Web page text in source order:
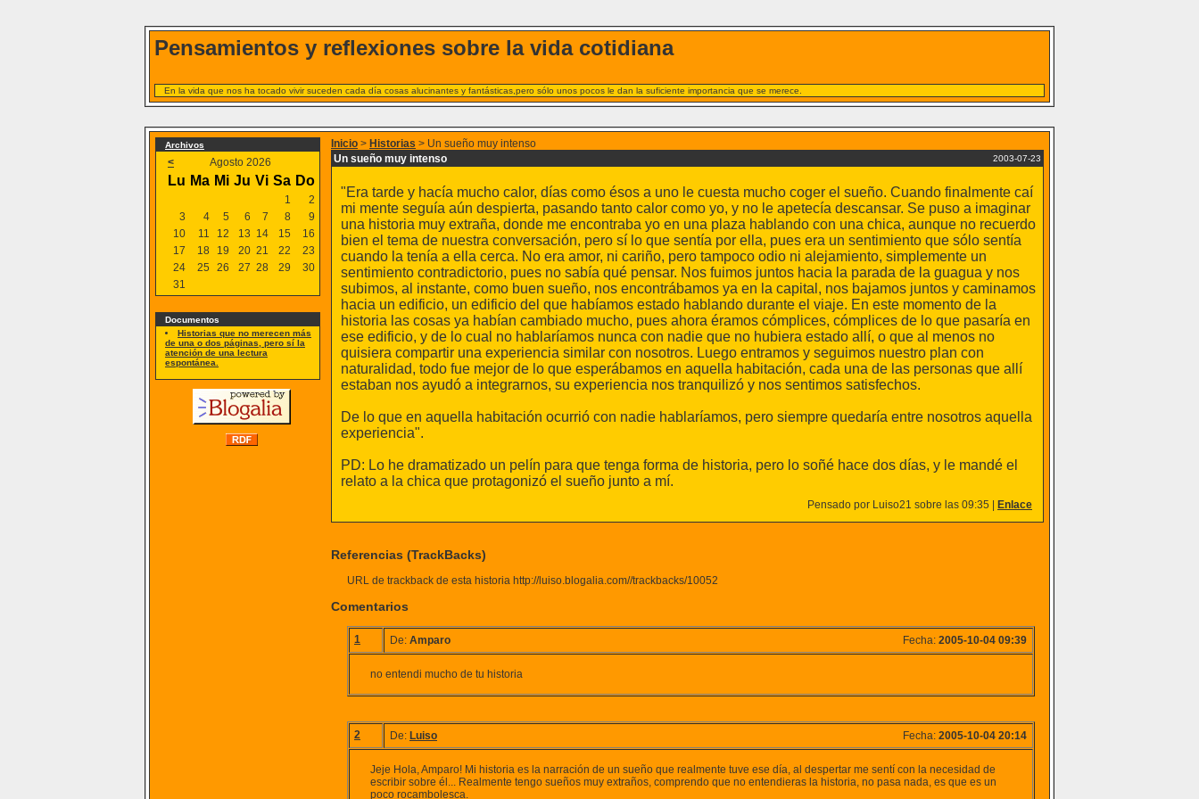
Pensamientos y reflexiones sobre la vida cotidiana
En la vida que nos ha tocado vivir suceden cada día cosas alucinantes y fantásticas,pero sólo unos pocos le dan la suficiente importancia que se merece.
Archivos
< Agosto 2026
Lu Ma Mi Ju Vi Sa Do
1
2
3
4 5 6 7 8
9
10
11 12 13 14 15
16
17
18 19 20 21 22
23
24
25 26 27 28 29
30
31
Documentos
Historias que no merecen más
de una o dos páginas, pero sí la
atención de una lectura
espontánea.
Inicio > Historias > Un sueño muy intenso
Un sueño muy intenso
2003-07-23
"Era tarde y hacía mucho calor, días como ésos a uno le cuesta mucho coger el sueño. Cuando finalmente caí
mi mente seguía aún despierta, pasando tanto calor como yo, y no le apetecía descansar. Se puso a imaginar
una historia muy extraña, donde me encontraba yo en una plaza hablando con una chica, aunque no recuerdo
bien el tema de nuestra conversación, pero sí lo que sentía por ella, pues era un sentimiento que sólo sentía
cuando la tenía a ella cerca. No era amor, ni cariño, pero tampoco odio ni alejamiento, simplemente un
sentimiento contradictorio, pues no sabía qué pensar. Nos fuimos juntos hacia la parada de la guagua y nos
subimos, al instante, como buen sueño, nos encontrábamos ya en la capital, nos bajamos juntos y caminamos
hacia un edificio, un edificio del que habíamos estado hablando durante el viaje. En este momento de la
historia las cosas ya habían cambiado mucho, pues ahora éramos cómplices, cómplices de lo que pasaría en
ese edificio, y de lo cual no hablaríamos nunca con nadie que no hubiera estado allí, o que al menos no
quisiera compartir una experiencia similar con nosotros. Luego entramos y seguimos nuestro plan con
naturalidad, todo fue mejor de lo que esperábamos en aquella habitación, cada una de las personas que allí
estaban nos ayudó a integrarnos, su experiencia nos tranquilizó y nos sentimos satisfechos.
De lo que en aquella habitación ocurrió con nadie hablaríamos, pero siempre quedaría entre nosotros aquella
experiencia".
PD: Lo he dramatizado un pelín para que tenga forma de historia, pero lo soñé hace dos días, y le mandé el
relato a la chica que protagonizó el sueño junto a mí.
Pensado por Luiso21 sobre las 09:35 | Enlace
Referencias (TrackBacks)
URL de trackback de esta historia http://luiso.blogalia.com//trackbacks/10052
Comentarios
1 De: Amparo Fecha: 2005-10-04 09:39
no entendi mucho de tu historia
2 De: Luiso Fecha: 2005-10-04 20:14
Jeje Hola, Amparo! Mi historia es la narración de un sueño que realmente tuve ese día, al despertar me sentí con la necesidad de
escribir sobre él... Realmente tengo sueños muy extraños, comprendo que no entendieras la historia, no pasa nada, es que es un
poco rocambolesca.